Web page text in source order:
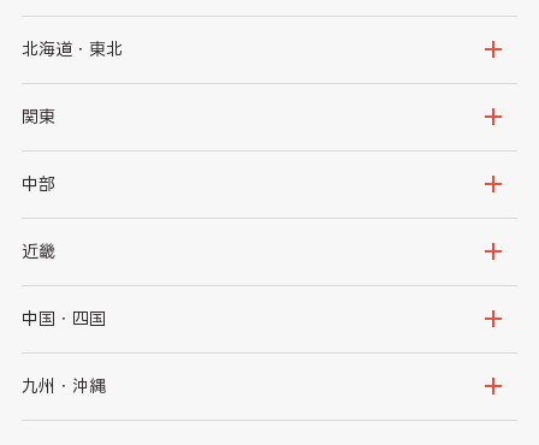
北海道・東北
北海道
岩手県
秋田県
関東
茨城県
群馬県
千葉県
中部
新潟県
石川県
山梨県
近畿
大阪府
京都府
中国・四国
鳥取県
九州・沖縄